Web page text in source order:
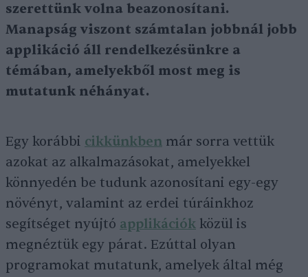
szerettünk volna beazonosítani.
Manapság viszont számtalan jobbnál jobb
applikáció áll rendelkezésünkre a
témában, amelyekből most meg is
mutatunk néhányat.
Egy korábbi cikkünkben már sorra vettük
azokat az alkalmazásokat, amelyekkel
könnyedén be tudunk azonosítani egy-egy
növényt, valamint az erdei túráinkhoz
segítséget nyújtó applikációk közül is
megnéztük egy párat. Ezúttal olyan
programokat mutatunk, amelyek által még